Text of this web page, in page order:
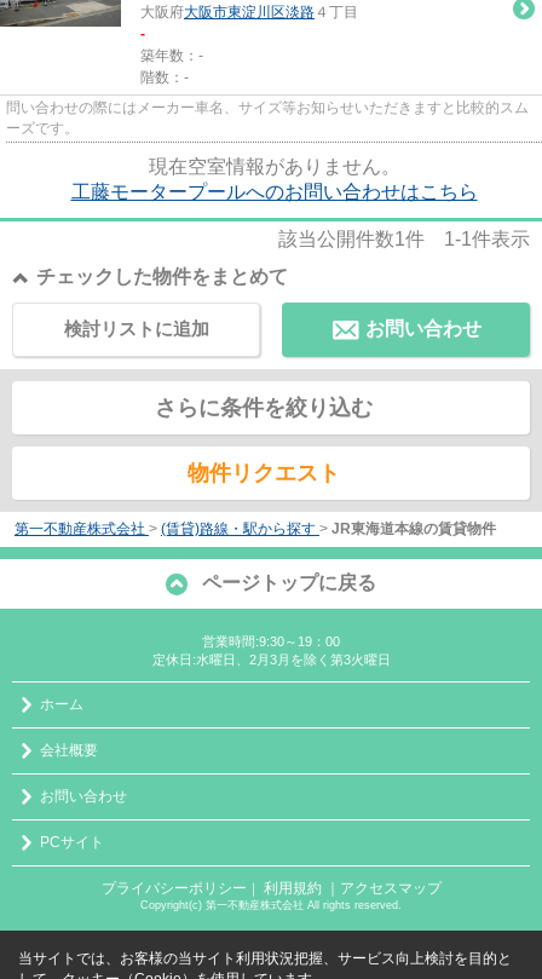
大阪府大阪市東淀川区淡路 ４丁目
-
築年数：-
階数：-
問い合わせの際にはメーカー車名、サイズ等お知らせいただきますと比較的スム
ーズです。
現在空室情報がありません。
工藤モータープールへのお問い合わせはこちら
該当公開件数1件 1-1件表示
チェックした物件をまとめて
お問い合わせ
検討リストに追加
さらに条件を絞り込む
物件リクエスト
第一不動産株式会社 > (賃貸)路線・駅から探す > JR東海道本線の賃貸物件
ページトップに戻る
営業時間:9:30～19：00
定休日:水曜日、2月3月を除く第3火曜日
ホーム
会社概要
お問い合わせ
PCサイト
プライバシーポリシー ｜ 利用規約 ｜アクセスマップ
Copyright(c) 第一不動産株式会社 All rights reserved.
当サイトでは、お客様の当サイト利用状況把握、サービス向上検討を目的と